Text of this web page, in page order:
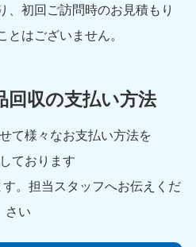
、初回ご訪問時のお見積もり
はございません。
回収の支払い方法
て様々なお支払い方法を
ております
。担当スタッフへお伝えくだ
さい